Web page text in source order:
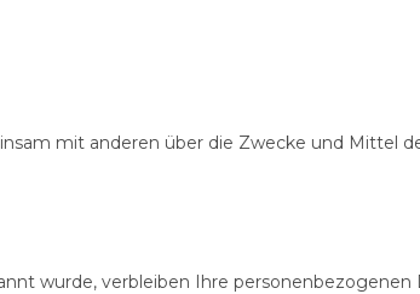
mit anderen über die Zwecke und Mittel
wurde, verbleiben Ihre personenbezogenen